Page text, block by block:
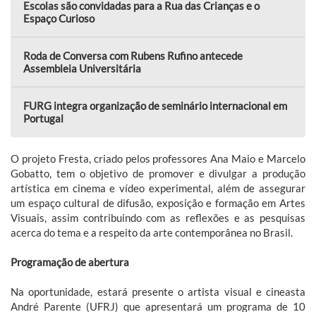
Escolas são convidadas para a Rua das Crianças e o
Espaço Curioso
Roda de Conversa com Rubens Rufino antecede
Assembleia Universitária
FURG integra organização de seminário internacional em
Portugal
O projeto Fresta, criado pelos professores Ana Maio e Marcelo
Gobatto, tem o objetivo de promover e divulgar a produção
artística em cinema e vídeo experimental, além de assegurar
um espaço cultural de difusão, exposição e formação em Artes
Visuais, assim contribuindo com as reflexões e as pesquisas
acerca do tema e a respeito da arte contemporânea no Brasil.
Programação de abertura
Na oportunidade, estará presente o artista visual e cineasta
André Parente (UFRJ) que apresentará um programa de 10